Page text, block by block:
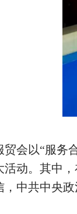
贸会以“服务
活动。其中
，中共中央